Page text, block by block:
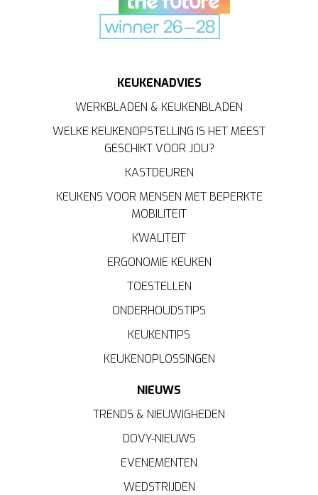
KEUKENADVIES
WERKBLADEN & KEUKENBLADEN
WELKE KEUKENOPSTELLING IS HET MEEST
GESCHIKT VOOR JOU?
KASTDEUREN
KEUKENS VOOR MENSEN MET BEPERKTE
MOBILITEIT
KWALITEIT
ERGONOMIE KEUKEN
TOESTELLEN
ONDERHOUDSTIPS
KEUKENTIPS
KEUKENOPLOSSINGEN
NIEUWS
TRENDS & NIEUWIGHEDEN
DOVY-NIEUWS
EVENEMENTEN
WEDSTRIJDEN